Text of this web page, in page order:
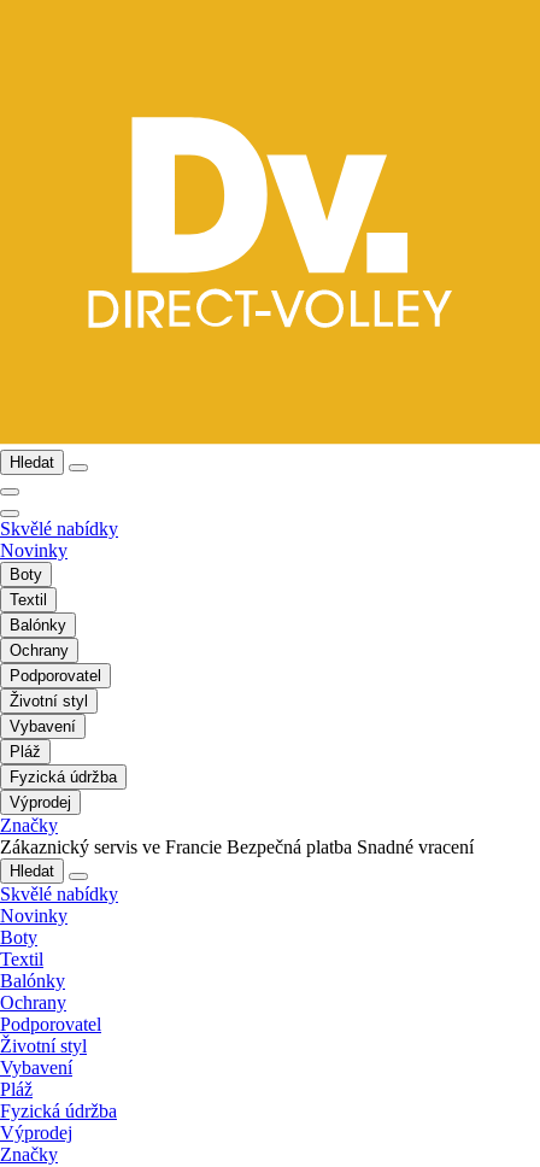
Hledat
Skvělé nabídky
Novinky
Boty
Textil
Balónky
Ochrany
Podporovatel
Životní styl
Vybavení
Pláž
Fyzická údržba
Výprodej
Značky
Zákaznický servis ve Francie Bezpečná platba Snadné vracení
Hledat
Skvělé nabídky
Novinky
Boty
Textil
Balónky
Ochrany
Podporovatel
Životní styl
Vybavení
Pláž
Fyzická údržba
Výprodej
Značky